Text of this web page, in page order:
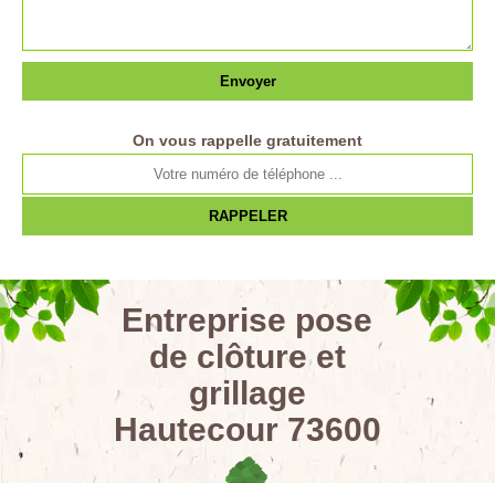
On vous rappelle gratuitement
Entreprise pose
de clôture et
grillage
Hautecour 73600